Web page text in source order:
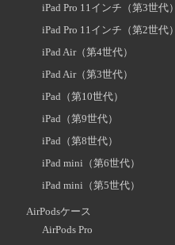
iPad Pro 11インチ（第3世代）
iPad Pro 11インチ（第2世代）
iPad Air（第4世代）
iPad Air（第3世代）
iPad（第10世代）
iPad（第9世代）
iPad（第8世代）
iPad mini（第6世代）
iPad mini（第5世代）
AirPodsケース
AirPods Pro